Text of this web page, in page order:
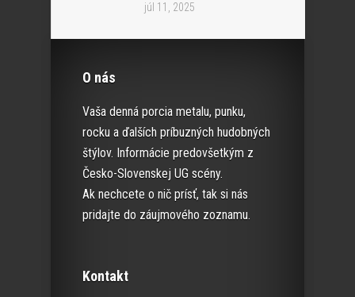
júl 11, 2025
O nás
Vaša denná porcia metalu, punku,
rocku a ďalších príbuzných hudobných
štýlov. Informácie predovšetkým z
Česko-Slovenskej UG scény.
Ak nechcete o nič prísť, tak si nás
pridajte do záujmového zoznamu.
Kontakt